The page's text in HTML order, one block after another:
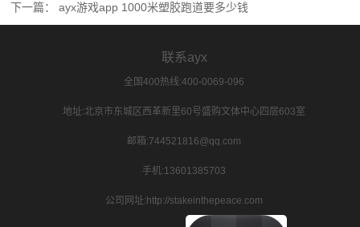
下一篇：ayx游戏app 1000米塑胶跑道要多少钱
联系ayx
全国400热线:400-0069-096
地址:北京市东城区西革新里60号盛购文体中心四层603室
邮箱:744521816@qq.com
手机:13601385703
公司网址:http://stakeinthepeace.com